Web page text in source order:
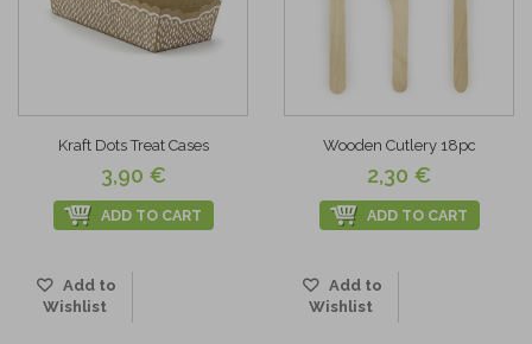
Kraft Dots Treat Cases
3,90 €
ADD TO CART
Add to
Wishlist
Wooden Cutlery 18pc
2,30 €
ADD TO CART
Add to
Wishlist